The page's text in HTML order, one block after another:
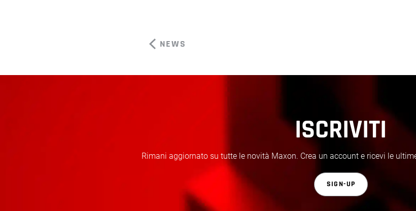
NEWS
ISCRIVITI
Rimani aggiornato su tutte le novità Maxon. Crea un account e ricevi le
SIGN-UP